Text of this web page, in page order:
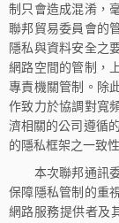
制只會造成混淆，
聯邦貿易委員會的
隱私與資料安全之
網路空間的管制，
專責機關管制。除
作致力於協調對寬
濟相關的公司遵循
的隱私框架之一致
本次聯邦通訊委
保障隱私管制的重
網路服務提供者及